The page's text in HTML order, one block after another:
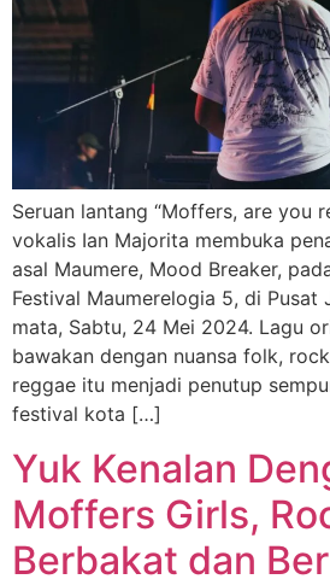
Seruan lantang “Moffers, are you
vokalis Ian Majorita membuka
asal Maumere, Mood Breaker,
Festival Maumerelogia 5, di Pusat
mata, Sabtu, 24 Mei 2024. Lagu
bawakan dengan nuansa folk,
reggae itu menjadi penutup
festival kota […]
Yuk Kenalan
Moffers Girls,
Berbakat dan